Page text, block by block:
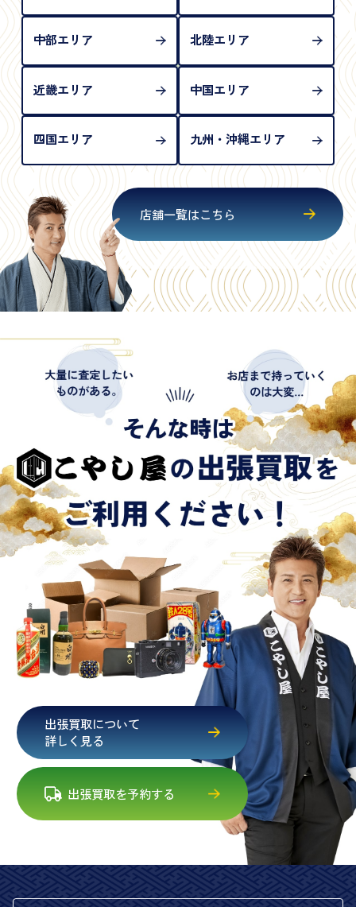
中部エリア 北陸エリア
近畿エリア 中国エリア
四国エリア 九州・沖縄エリア
店舗一覧はこちら
出張買取について
詳しく見る
出張買取を予約する